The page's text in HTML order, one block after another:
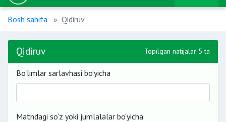
Bosh sahifa Qidiruv
Qidiruv Topilgan natijalar 5 ta
Bo'limlar sarlavhasi bo’yicha
Matndagi so‘z yoki jumlalalar bo‘yicha